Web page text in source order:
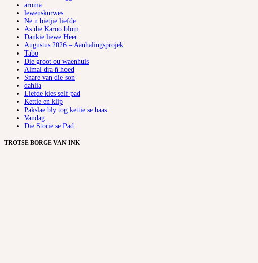
aroma
lewenskurwes
Ne n bietjie liefde
As die Karoo blom
Dankie liewe Heer
Augustus 2026 – Aanhalingsprojek
Tabo
Die groot ou waenhuis
Almal dra ñ hoed
Snare van die son
dahlia
Liefde kies self pad
Kettie en klip
Pakslae bly tog kettie se baas
Vandag
Die Storie se Pad
TROTSE BORGE VAN INK